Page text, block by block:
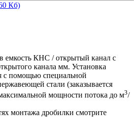
Кб)
емкость КНС / открытый канал c
канала мм. Установка
с помощью специальной
стали (заказывается
мощности потока до м3/
монтажа дробилки смотрите